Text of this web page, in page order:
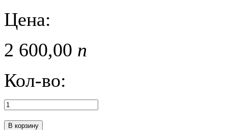
Цена:
2 600,00 п
Кол-во:
В корзину